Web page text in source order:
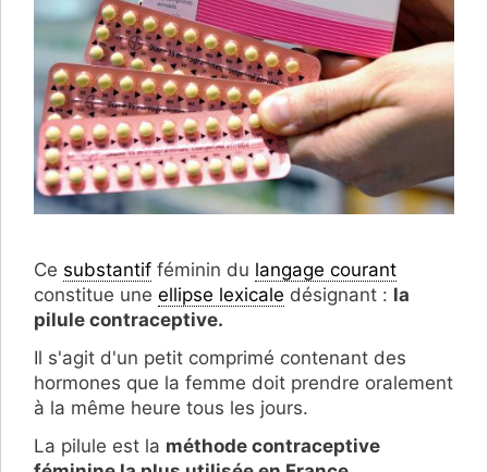
Ce substantif féminin du langage courant
constitue une ellipse lexicale désignant : la
pilule contraceptive.
Il s'agit d'un petit comprimé contenant des
hormones que la femme doit prendre oralement
à la même heure tous les jours.
La pilule est la méthode contraceptive